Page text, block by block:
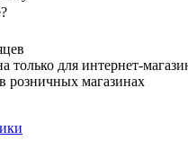
только для интернет-
розничных магазинах